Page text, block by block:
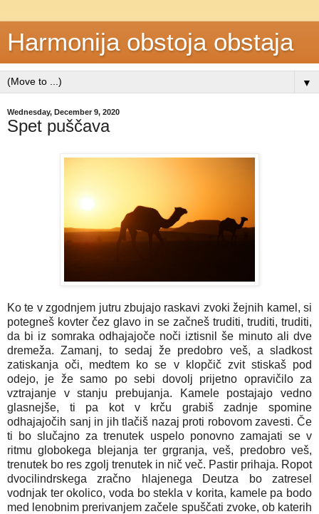
Harmonija obstoja obstaja
▼
Wednesday, December 9, 2020
Spet puščava
Ko te v zgodnjem jutru zbujajo raskavi zvoki žejnih kamel, si
potegneš kovter čez glavo in se začneš truditi, truditi, truditi,
da bi iz somraka odhajajoče noči iztisnil še minuto ali dve
dremeža. Zamanj, to sedaj že predobro veš, a sladkost
zatiskanja oči, medtem ko se v klopčič zvit stiskaš pod
odejo, je že samo po sebi dovolj prijetno opravičilo za
vztrajanje v stanju prebujanja. Kamele postajajo vedno
glasnejše, ti pa kot v krču grabiš zadnje spomine
odhajajočih sanj in jih tlačiš nazaj proti robovom zavesti. Če
ti bo slučajno za trenutek uspelo ponovno zamajati se v
ritmu globokega blejanja ter grgranja, veš, predobro veš,
trenutek bo res zgolj trenutek in nič več. Pastir prihaja. Ropot
dvocilindrskega zračno hlajenega Deutza bo zatresel
vodnjak ter okolico, voda bo stekla v korita, kamele pa bodo
med lenobnim prerivanjem začele spuščati zvoke, ob katerih